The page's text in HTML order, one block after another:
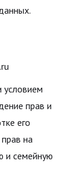
условием
прав и
его
на
и семейную